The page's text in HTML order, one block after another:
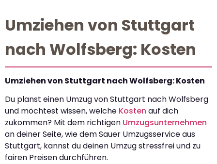
Umziehen von Stuttgart
nach Wolfsberg: Kosten
Umziehen von Stuttgart nach Wolfsberg: Kosten
Du planst einen Umzug von Stuttgart nach Wolfsberg
und möchtest wissen, welche Kosten auf dich
zukommen? Mit dem richtigen Umzugsunternehmen
an deiner Seite, wie dem Sauer Umzugsservice aus
Stuttgart, kannst du deinen Umzug stressfrei und zu
fairen Preisen durchführen.